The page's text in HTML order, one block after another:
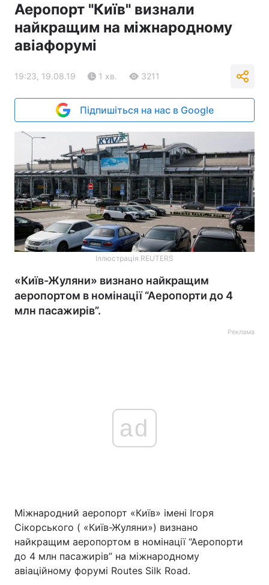
Аеропорт "Київ" визнали
найкращим на міжнародному
авіафорумі
19:23, 19.08.19 1 хв. 3211
Підпишіться на нас в Google
Іллюстрація REUTERS
«Київ-Жуляни» визнано найкращим
аеропортом в номінації “Аеропорти до 4
млн пасажирів”.
Реклама
ad
Міжнародний аеропорт «Київ» імені Ігоря
Сікорського ( «Київ-Жуляни») визнано
найкращим аеропортом в номінації “Аеропорти
до 4 млн пасажирів” на міжнародному
авіаційному форумі Routes Silk Road.